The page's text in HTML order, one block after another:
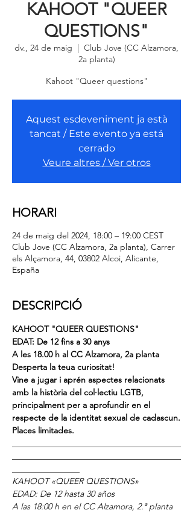
KAHOOT "QUEER
QUESTIONS"
dv., 24 de maig
  |
Club Jove (CC Alzamora,
2a planta)
Kahoot "Queer questions"
Aquest esdeveniment ja està
tancat / Este evento ya está
cerrado
Veure altres / Ver otros
HORARI
24 de maig del 2024, 18:00 – 19:00 CEST
Club Jove (CC Alzamora, 2a planta), Carrer
els Alçamora, 44, 03802 Alcoi, Alicante,
España
DESCRIPCIÓ
KAHOOT "QUEER QUESTIONS"
EDAT: De 12 fins a 30 anys
A les 18.00 h al CC Alzamora, 2a planta
Desperta la teua curiositat!
Vine a jugar i aprén aspectes relacionats
amb la història del col·lectiu LGTB,
principalment per a aprofundir en el
respecte de la identitat sexual de cadascun.
Places limitades.
KAHOOT «QUEER QUESTIONS»
EDAD: De 12 hasta 30 años
A las 18:00 h en el CC Alzamora, 2.ª planta